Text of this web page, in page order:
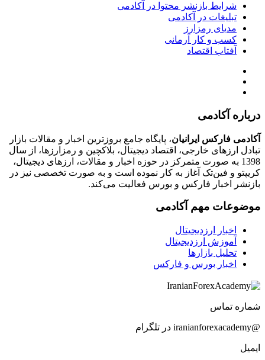
شرایط بازنشر محتوا در آکادمی
تبلیغات در آکادمی
مدیای رمزارز
کسب و کار آرمانی
آفتاب اقتصاد
درباره آکادمی
آکادمی فارکس ایرانیان، پایگاه جامع بروزترین اخبار و مقالات بازار
تبادل ارزهای خارجی، اقتصاد دیجیتال، بلاکچین و رمزارزها، از سال
1398 به صورت متمرکز در حوزه اخبار و مقالات، ارزهای‌ دیجیتال،
کریپتو و فین‌تک آغاز به کار نموده است و به صورت تخصصی نیز در
بازنشر اخبار فارکس و بورس فعالیت می‌کند.
موضوعات مهم آکادمی
اخبار ارزدیجیتال
آموزش ارزدیجیتال
تحلیل بازارها
اخبار بورس و فارکس
شماره تماس
@iranianforexacademy در تلگرام
ایمیل